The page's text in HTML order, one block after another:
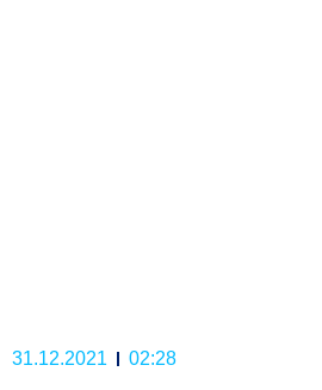
31.12.2021 02:28